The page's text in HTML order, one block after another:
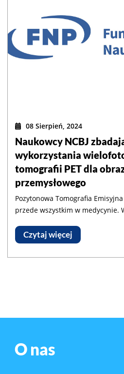
segmentację i redukcję
nowoczesne narzędzie
modelu SaaS, oparte na
Informatycznego Świerk.
08 Sierpień, 2024
Naukowcy NCBJ
wykorzystania
tomografii PET dla
przemysłowego
Pozytonowa Tomografia
przede wszystkim w medycynie.
zastosowaniach przemysłowych.
techniki PET zajmują się
Układów Złożonych NCBJ w
Czytaj więcej
O nas